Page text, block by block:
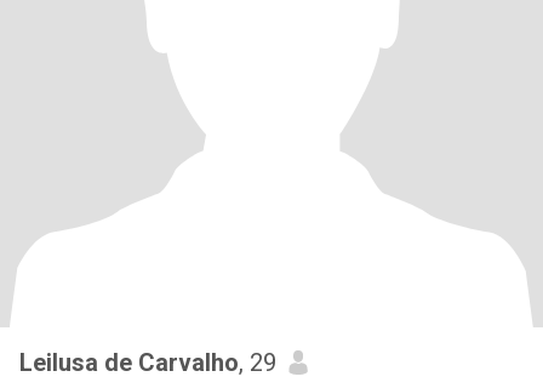
Leilusa de Carvalho, 29